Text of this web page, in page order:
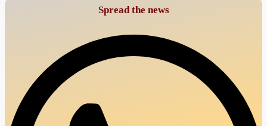
Spread the news